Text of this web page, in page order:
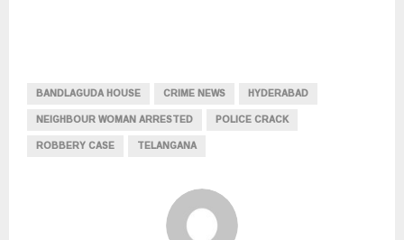
BANDLAGUDA HOUSE CRIME NEWS
HYDERABAD
NEIGHBOUR WOMAN ARRESTED
POLICE CRACK
ROBBERY CASE
TELANGANA